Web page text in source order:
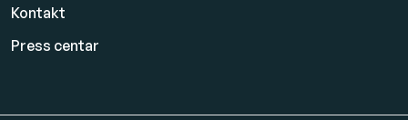
Kontakt
Press centar